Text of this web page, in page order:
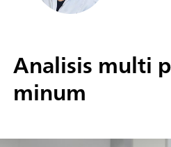
Analisis multi
minum